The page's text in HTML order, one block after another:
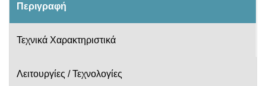
Περιγραφή
Τεχνικά Χαρακτηριστικά
Λειτουργίες / Τεχνολογίες